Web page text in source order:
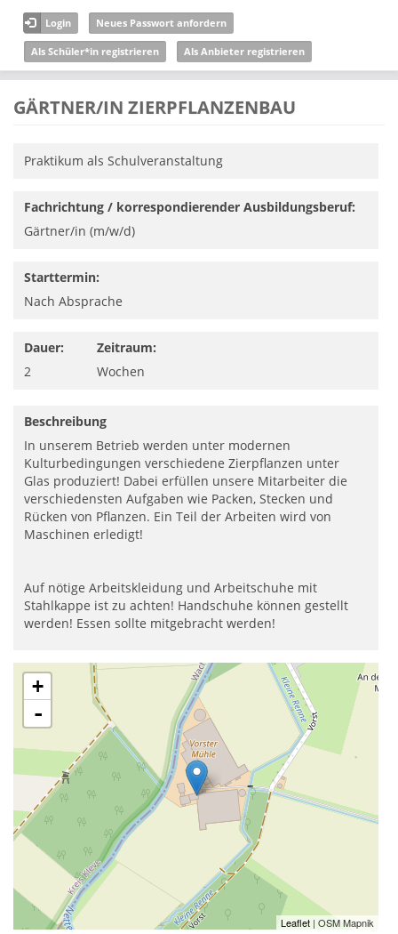
Direkt zum Inhalt
Login Neues Passwort anfordern
Als Schüler*in registrieren Als Anbieter registrieren
GÄRTNER/IN ZIERPFLANZENBAU
Praktikum als Schulveranstaltung
Fachrichtung / korrespondierender Ausbildungsberuf:
Gärtner/in (m/w/d)
Starttermin:
Nach Absprache
Dauer:
2
Zeitraum:
Wochen
Beschreibung
In unserem Betrieb werden unter modernen
Kulturbedingungen verschiedene Zierpflanzen unter
Glas produziert! Dabei erfüllen unsere Mitarbeiter die
verschiedensten Aufgaben wie Packen, Stecken und
Rücken von Pflanzen. Ein Teil der Arbeiten wird von
Maschinen erledigt!
Auf nötige Arbeitskleidung und Arbeitschuhe mit
Stahlkappe ist zu achten! Handschuhe können gestellt
werden! Essen sollte mitgebracht werden!
+
-
Leaflet | OSM Mapnik